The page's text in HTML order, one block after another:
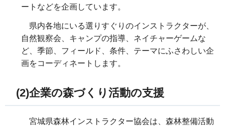
ートなどを企画しています。
県内各地にいる選りすぐりのインストラクターが、
自然観察会、キャンプの指導、ネイチャーゲームな
ど、季節、フィールド、条件、テーマにふさわしい企
画をコーディネートします。
(2)企業の森づくり活動の支援
宮城県森林インストラクター協会は、森林整備活動